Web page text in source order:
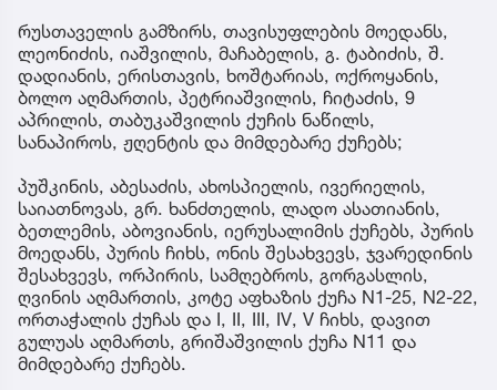
რუსთაველის გამზირს, თავისუფლების მოედანს,
ლეონიძის, იაშვილის, მაჩაბელის, გ. ტაბიძის, შ.
დადიანის, ერისთავის, ხოშტარიას, ოქროყანის,
ბოლო აღმართის, პეტრიაშვილის, ჩიტაძის, 9
აპრილის, თაბუკაშვილის ქუჩის ნაწილს,
სანაპიროს, ჟღენტის და მიმდებარე ქუჩებს;
პუშკინის, აბესაძის, ახოსპიელის, ივერიელის,
საიათნოვას, გრ. ხანძთელის, ლადო ასათიანის,
ბეთლემის, აბოვიანის, იერუსალიმის ქუჩებს, პურის
მოედანს, პურის ჩიხს, ონის შესახვევს, ჯვარედინის
შესახვევს, ორპირის, სამღებროს, გორგასლის,
ღვინის აღმართის, კოტე აფხაზის ქუჩა N1-25, N2-22,
ორთაჭალის ქუჩას და I, II, III, IV, V ჩიხს, დავით
გულუას აღმართს, გრიშაშვილის ქუჩა N11 და
მიმდებარე ქუჩებს.